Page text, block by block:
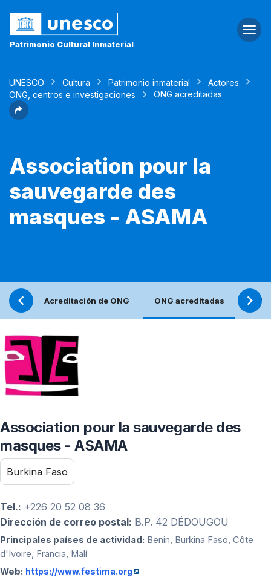
Patrimonio Cultural Inmaterial
UNESCO Cultura Patrimonio inmaterial
Actores
ONG, centros e investigaciones
ONG acreditadas
Association pour la
sauvegarde des
masques - ASAMA
Acreditación de ONG ONG acreditadas
Association pour la sauvegarde des
masques - ASAMA
Burkina Faso
Tel.: +226 20 52 08 36
Dirección de correo postal: B.P. 42 DÉDOUGOU
Principales países de actividad: Benin, Burkina Faso, Côte
d'Ivoire, Francia, Malí
Web: https://www.festima.org